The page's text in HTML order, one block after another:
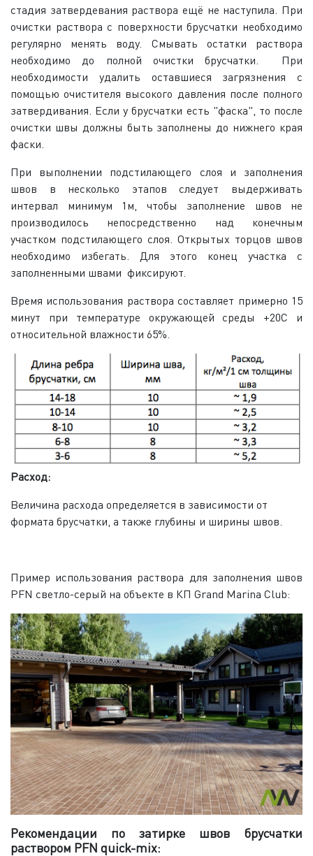
стадия затвердевания раствора ещё не наступила. При
очистки раствора с поверхности брусчатки необходимо
регулярно менять воду. Смывать остатки раствора
необходимо до полной очистки брусчатки. При
необходимости удалить оставшиеся загрязнения с
помощью очистителя высокого давления после полного
затвердивания. Если у брусчатки есть "фаска", то после
очистки швы должны быть заполнены до нижнего края
фаски.
При выполнении подстилающего слоя и заполнения
швов в несколько этапов следует выдерживать
интервал минимум 1м, чтобы заполнение швов не
производилось непосредственно над конечным
участком подстилающего слоя. Открытых торцов швов
необходимо избегать. Для этого конец участка с
заполненными швами фиксируют.
Время использования раствора составляет примерно 15
минут при температуре окружающей среды +20С и
относительной влажности 65%.
Расход:
Величина расхода определяется в зависимости от
формата брусчатки, а также глубины и ширины швов.
Пример использования раствора для заполнения швов
PFN светло-серый на объекте в КП Grand Marina Club:
Рекомендации по затирке швов брусчатки
раствором PFN quick-mix: